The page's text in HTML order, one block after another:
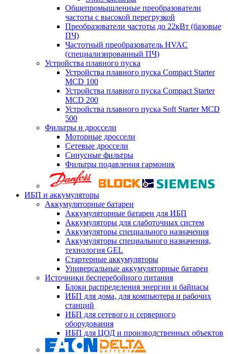
Общепромышленные преобразователи
частоты с высокой перегрузкой
Преобразователи частоты до 22кВт (базовые
ПЧ)
Частотный преобразователь HVAC
(специализированный ПЧ)
Устройства плавного пуска
Устройства плавного пуска Compact Starter
MCD 100
Устройства плавного пуска Compact Starter
MCD 200
Устройства плавного пуска Soft Starter MCD
500
Фильтры и дроссели
Моторные дроссели
Сетевые дроссели
Синусные фильтры
Фильтры подавления гармоник
ИБП и аккумуляторы
Аккумуляторные батареи
Аккумуляторные батареи для ИБП
Аккумуляторы для слаботочных систем
Аккумуляторы специального назначения
Аккумуляторы специального назначения,
технология GEL
Стартерные аккумуляторы
Универсальные аккумуляторные батареи
Источники бесперебойного питания
Блоки распределения энергии и байпасы
ИБП для дома, для компьютера и рабочих
станций
ИБП для сетевого и серверного
оборудования
ИБП для ЦОД и производственных объектов